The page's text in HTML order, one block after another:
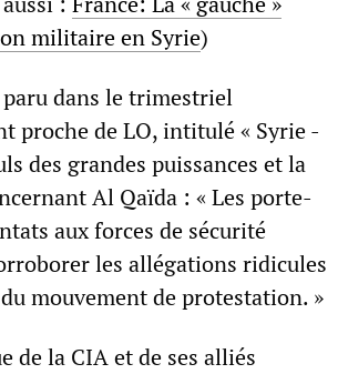
militaire en Syrie)
dans le trimestriel
proche de LO, intitulé « Syrie -
des grandes puissances et la
Al Qaïda : « Les porte-
aux forces de sécurité
les allégations ridicules
mouvement de protestation. »
de la CIA et de ses alliés